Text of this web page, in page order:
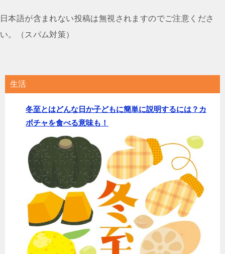
日本語が含まれない投稿は無視されますのでご注意くださ
い。（スパム対策）
生活
冬至とはどんな日か子どもに簡単に説明するには？カ
ボチャを食べる意味も！